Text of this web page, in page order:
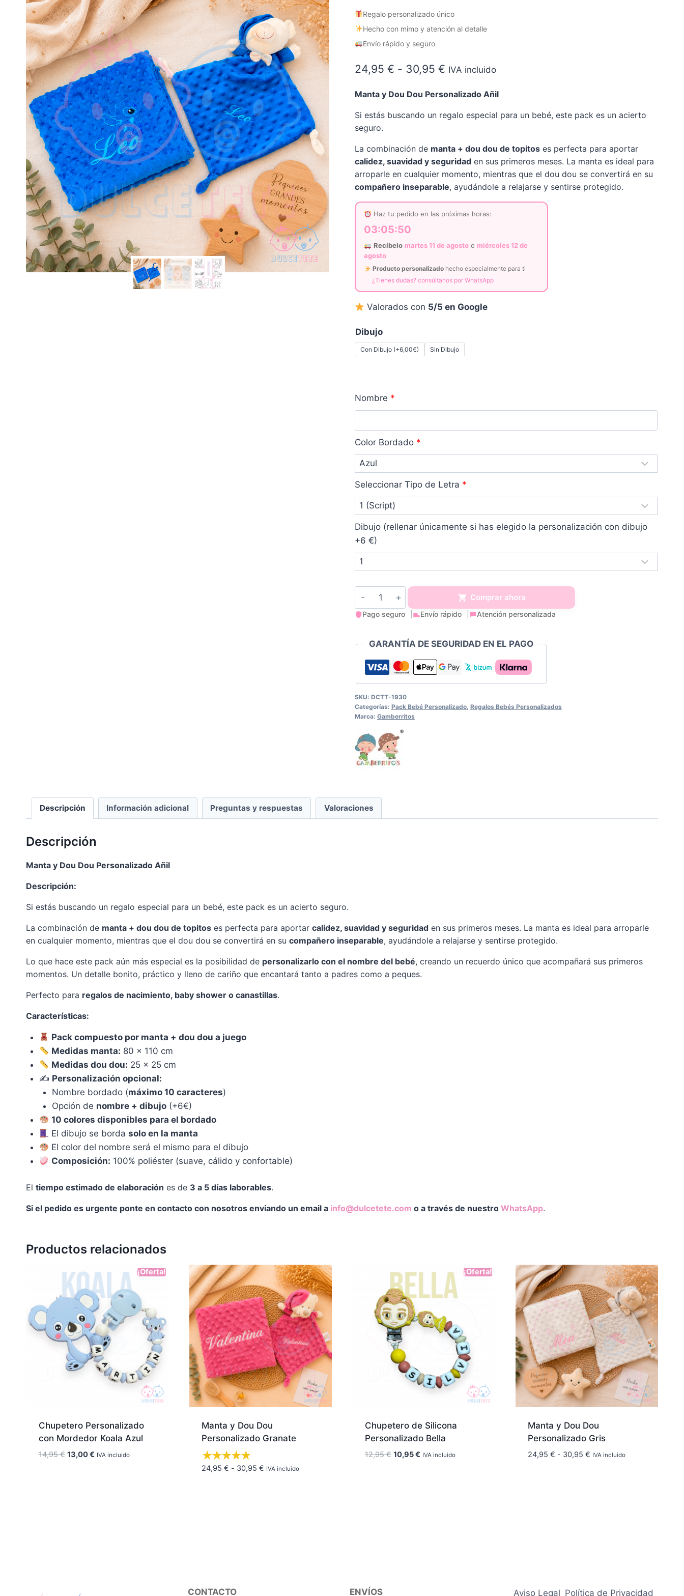
Regalo personalizado único
Hecho con mimo y atención al detalle
Envío rápido y seguro
24,95 € - 30,95 €Rango
desde
hasta
30,95 €
IVA incluido
Manta y Dou Dou Personalizado Añil
Si estás buscando un regalo especial para un bebé, este pack es un acierto
seguro.
La combinación de manta + dou dou de topitoses perfecta para aportar
calidez, suavidad y seguridaden sus primeros meses. La manta es ideal para
arroparle en cualquier momento, mientras que el dou dou se convertirá en su
compañero inseparable, ayudándole a relajarse y sentirse protegido.
Haz tu pedido en las próximas horas:
03:05:49
Recíbelo martes 11 de agostoo miércoles 12 de
agosto
Producto personalizadohecho especialmente para ti
¿Tienes dudas? consúltanos por WhatsApp
Valorados con 5/5 en Google
Dibujo
Con Dibujo (+6,00€) Sin Dibujo
Nombre *
Color Bordado *
Seleccionar Tipo de Letra *
Dibujo (rellenar únicamente si has elegido la personalización con dibujo
+6 €)
y
Dou
Personalizado
Añil
cantidad
Comprar ahora
Pago seguro Envío rápido Atención personalizada
GARANTÍA DE SEGURIDAD EN EL PAGO
SKU: DCTT-1930
Categorías: Pack Bebé Personalizado, Regalos Bebés Personalizados
Marca: Gamberritos
Descripción Información adicional Preguntas y respuestas Valoraciones
Descripción
Manta y Dou Dou Personalizado Añil
Descripción:
Si estás buscando un regalo especial para un bebé, este pack es un acierto seguro.
La combinación de manta + dou dou de topitos es perfecta para aportar calidez, suavidad y seguridad en sus primeros meses. La manta es ideal para arroparle
en cualquier momento, mientras que el dou dou se convertirá en su compañero inseparable, ayudándole a relajarse y sentirse protegido.
Lo que hace este pack aún más especial es la posibilidad de personalizarlo con el nombre del bebé, creando un recuerdo único que acompañará sus primeros
momentos. Un detalle bonito, práctico y lleno de cariño que encantará tanto a padres como a peques.
Perfecto para regalos de nacimiento, baby shower o canastillas.
Características:
Pack compuesto por manta + dou dou a juego
Medidas manta: 80 x 110 cm
Medidas dou dou: 25 x 25 cm
✍️ Personalización opcional:
Nombre bordado (máximo 10 caracteres)
Opción de nombre + dibujo (+6€)
10 colores disponibles para el bordado
El dibujo se borda solo en la manta
El color del nombre será el mismo para el dibujo
Composición: 100% poliéster (suave, cálido y confortable)
El tiempo estimado de elaboración es de 3 a 5 días laborables.
Si el pedido es urgente ponte en contacto con nosotros enviando un email a info@dulcetete.com o a través de nuestro WhatsApp.
Productos relacionados
¡Oferta!
Chupetero Personalizado
con Mordedor Koala Azul
14,95€ El
13,00€ElIVA incluido
Manta y Dou Dou
Personalizado Granate
24,95 € - 30,95 € Rango
IVA incluido
¡Oferta!
Chupetero de Silicona
Personalizado Bella
12,95€ El
10,95€ElIVA incluido
Manta y Dou Dou
Personalizado Gris
24,95 € - 30,95 € Rango
IVA incluido
CONTACTO ENVÍOS Aviso Legal Política de Privacidad